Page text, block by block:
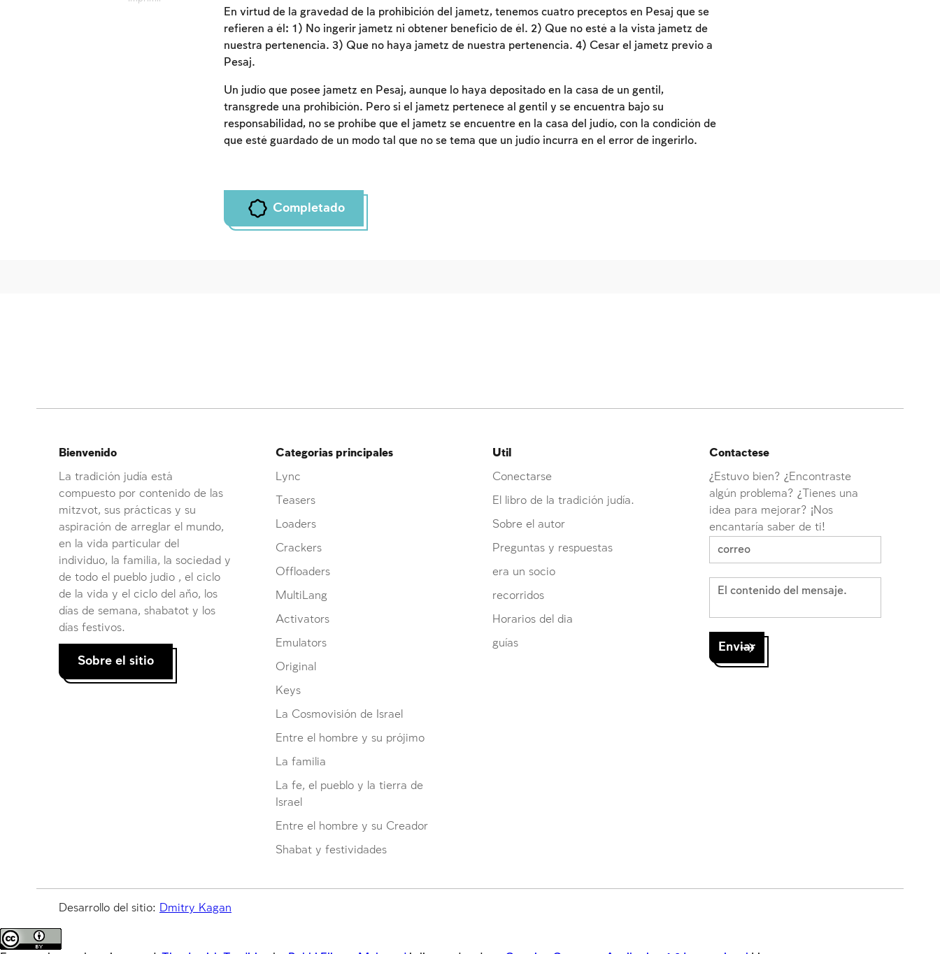
En virtud de la gravedad de la prohibición del jametz, tenemos cuatro preceptos en Pesaj que se
refieren a él: 1) No ingerir jametz ni obtener beneficio de él. 2) Que no esté a la vista jametz de
nuestra pertenencia. 3) Que no haya jametz de nuestra pertenencia. 4) Cesar el jametz previo a
Pesaj.
Un judío que posee jametz en Pesaj, aunque lo haya depositado en la casa de un gentil,
transgrede una prohibición. Pero si el jametz pertenece al gentil y se encuentra bajo su
responsabilidad, no se prohíbe que el jametz se encuentre en la casa del judío, con la condición de
que esté guardado de un modo tal que no se tema que un judío incurra en el error de ingerirlo.
Completado
Para marcar lo estudiado debe conectarse a su
cuenta o inscribirse.
Contactese
¿Estuvo bien? ¿Encontraste
algún problema? ¿Tienes una
idea para mejorar? ¡Nos
encantaría saber de ti!
Util
Conectarse
El libro de la tradición judía.
Sobre el autor
Preguntas y respuestas
era un socio
recorridos
Horarios del dia
guías
Categorias principales
Lync
Teasers
Loaders
Crackers
Offloaders
MultiLang
Activators
Emulators
Original
Keys
La Cosmovisión de Israel
Entre el hombre y su prójimo
La familia
La fe, el pueblo y la tierra de
Israel
Entre el hombre y su Creador
Shabat y festividades
Bienvenido
La tradición judía está
compuesto por contenido de las
mitzvot, sus prácticas y su
aspiración de arreglar el mundo,
en la vida particular del
individuo, la familia, la sociedad y
de todo el pueblo judio , el ciclo
de la vida y el ciclo del año, los
días de semana, shabatot y los
días festivos.
Sobre el sitio
Desarrollo del sitio: Dmitry Kagan